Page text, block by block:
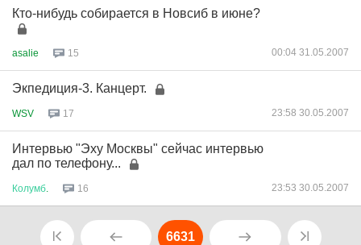
Кто-нибудь собирается в Новсиб в июне?
asalie 15 00:04 31.05.2007
Экпедиция-3. Канцерт.
WSV 17 23:58 30.05.2007
Интервью "Эху Москвы" сейчас интервью
дал по телефону...
Колумб 16 23:53 30.05.2007
6631